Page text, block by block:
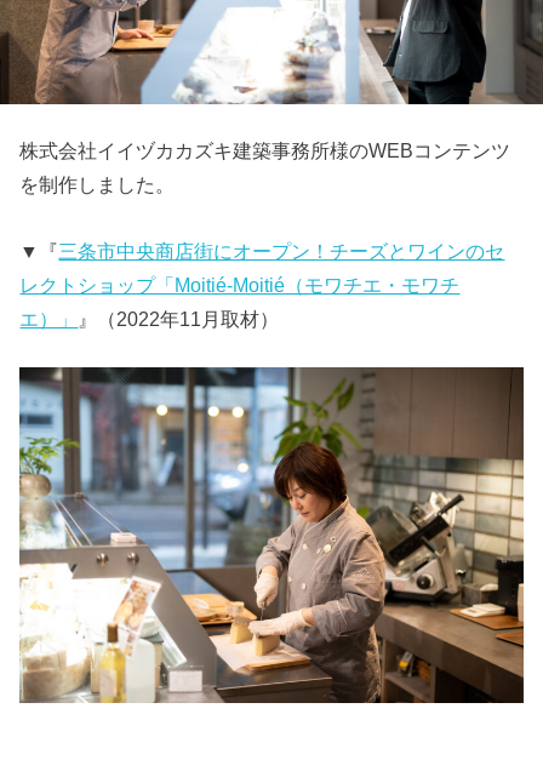
株式会社イイヅカカズキ建築事務所様のWEBコンテンツ
を制作しました。
▼『三条市中央商店街にオープン！チーズとワインのセ
レクトショップ「Moitié-Moitié（モワチエ・モワチ
エ）」
』（2022年11月取材）